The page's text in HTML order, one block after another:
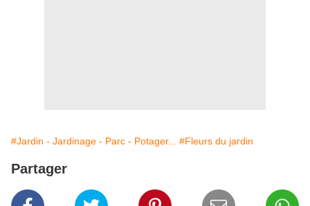
#Jardin - Jardinage - Parc - Potager... #Fleurs du jardin
Partager